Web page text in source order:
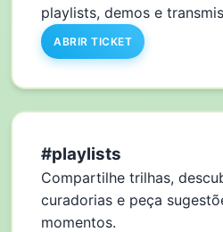
playlists, demos e
ABRIR TICKET
#playlists
Compartilhe trilhas,
curadorias e peça
momentos.